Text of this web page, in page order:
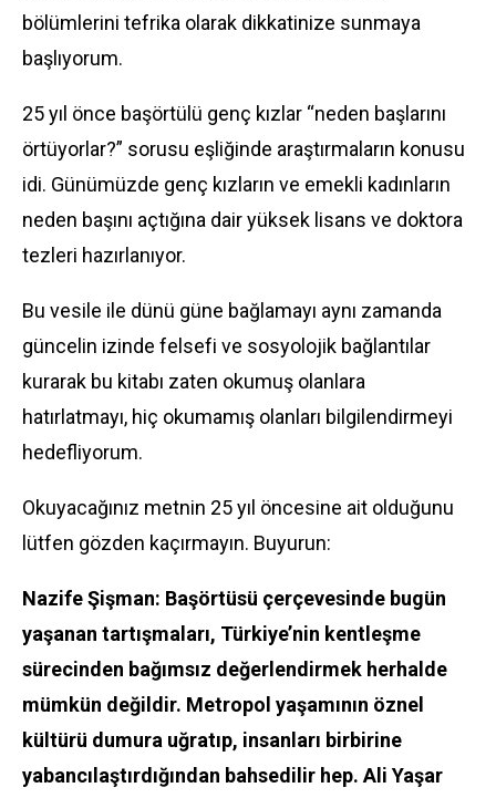
bölümlerini tefrika olarak dikkatinize sunmaya
başlıyorum.
25 yıl önce başörtülü genç kızlar “neden başlarını
örtüyorlar?” sorusu eşliğinde araştırmaların konusu
idi. Günümüzde genç kızların ve emekli kadınların
neden başını açtığına dair yüksek lisans ve doktora
tezleri hazırlanıyor.
Bu vesile ile dünü güne bağlamayı aynı zamanda
güncelin izinde felsefi ve sosyolojik bağlantılar
kurarak bu kitabı zaten okumuş olanlara
hatırlatmayı, hiç okumamış olanları bilgilendirmeyi
hedefliyorum.
Okuyacağınız metnin 25 yıl öncesine ait olduğunu
lütfen gözden kaçırmayın. Buyurun:
Nazife Şişman: Başörtüsü çerçevesinde bugün
yaşanan tartışmaları, Türkiye’nin kentleşme
sürecinden bağımsız değerlendirmek herhalde
mümkün değildir. Metropol yaşamının öznel
kültürü dumura uğratıp, insanları birbirine
yabancılaştırdığından bahsedilir hep. Ali Yaşar